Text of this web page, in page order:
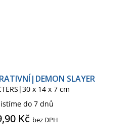
SLAYER
x 14 x 7 cm
do 7 dnů
Kč bez DPH